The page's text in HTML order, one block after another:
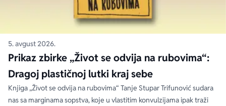
5. avgust 2026.
Prikaz zbirke „Život se odvija na rubovima“:
Dragoj plastičnoj lutki kraj sebe
Knjiga „Život se odvija na rubovima“ Tanje Stupar Trifunović sudara
nas sa marginama sopstva, koje u vlastitim konvulzijama ipak traži